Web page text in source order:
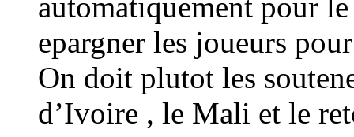
automatiquement pour
epargner les joueurs
On doit plutot les
d’Ivoire , le Mali et le